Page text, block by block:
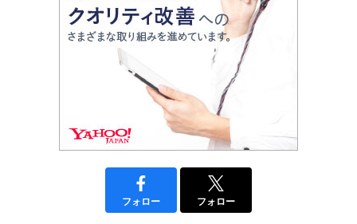
フォロー フォロー